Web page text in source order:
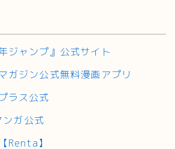
ジャンプ』公式サイト
ガジン公式無料漫画アプリ
ラス公式
ガ公式
Renta】